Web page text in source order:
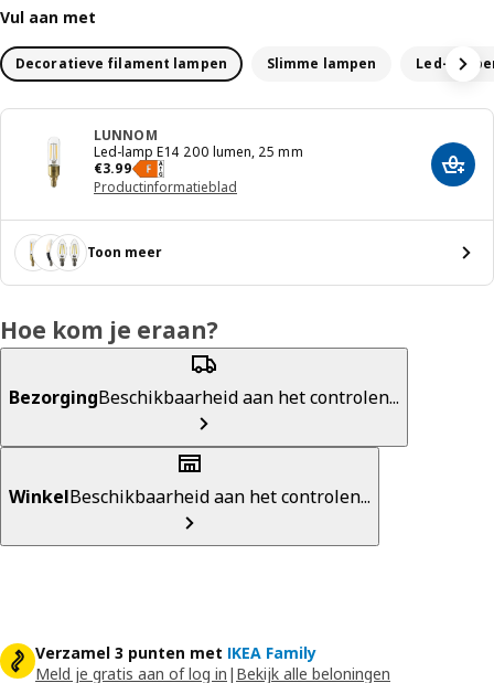
Vul aan met
Decoratieve filament lampen Slimme lampen Led-
LUNNOM
Led-lamp E14 200 lumen, 25 mm
€3.99
Prijs € 3.99
Productinformatieblad
Voeg
Toon meer
Hoe kom je eraan?
BezorgingBeschikbaarheid aan het controlen...
WinkelBeschikbaarheid aan het controlen...
Verzamel 3 punten met IKEA Family
Meld je gratis aan of log in | Bekijk alle beloningen